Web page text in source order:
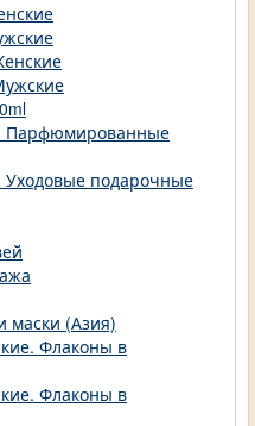
Парфюмированные
Уходовые подарочные
маски (Азия)
Флаконы в
Флаконы в